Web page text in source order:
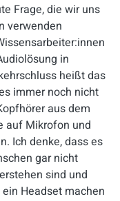
Frage, die wir uns
verwenden
in
heißt das
immer noch nicht
aus dem
auf Mikrofon und
Ich denke, dass es
gar nicht
sind und
Headset machen